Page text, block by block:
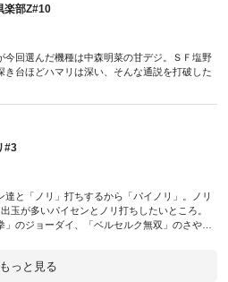
楽部Z#10
回選んだ機種は中森明菜の甘デジ。ＳＦ塩野
台ほどハマリは深い、そんな通説を打破した
#3
と「ノリ」打ちするから「パイノリ」。ノリ
玉が多いパイセンとノリ打ちしたいところ。
」のジョーダイ、「ベルセルク無双」のさや
DVDに収録されたものです／2021年11月20日発
もっと見る